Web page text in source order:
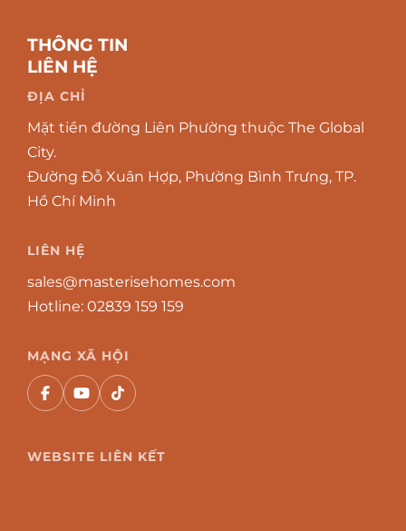
THÔNG TIN
LIÊN HỆ
ĐỊA CHỈ
Mặt tiền đường Liên Phường thuộc The Global
City.
Đường Đỗ Xuân Hợp, Phường Bình Trưng, TP.
Hồ Chí Minh
LIÊN HỆ
sales@masterisehomes.com
Hotline: 02839 159 159
MẠNG XÃ HỘI
WEBSITE LIÊN KẾT